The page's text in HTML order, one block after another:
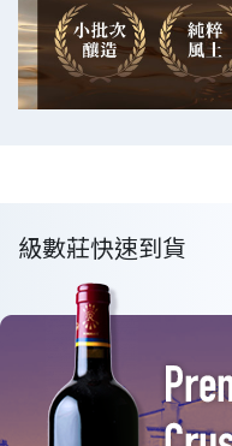
級數莊快速到貨